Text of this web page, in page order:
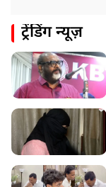
ट्रेंडिंग न्यूज़